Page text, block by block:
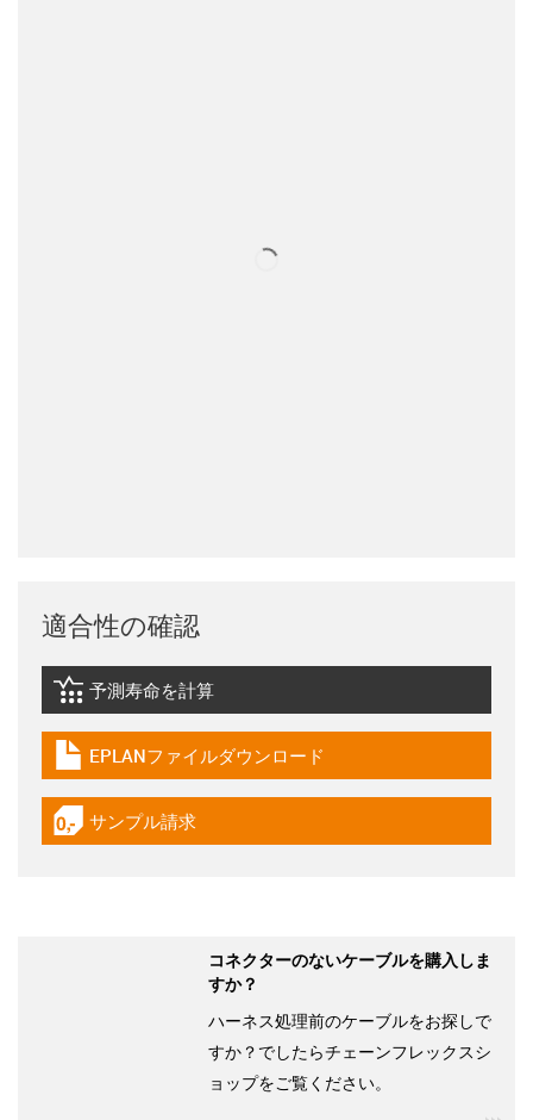
適合性の確認
igus-icon-lebensdauerrechner
予測寿命を計算
igus-icon-download-plan
EPLANファイルダウンロード
igus-icon-gratismuster
サンプル請求
コネクターのないケーブルを購入しま
すか？
ハーネス処理前のケーブルをお探しで
すか？でしたらチェーンフレックスシ
ョップをご覧ください。